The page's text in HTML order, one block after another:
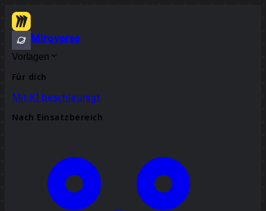
Miroverse
Vorlagen
Für dich
Mit KI beschleunigt
Nach Einsatzbereich